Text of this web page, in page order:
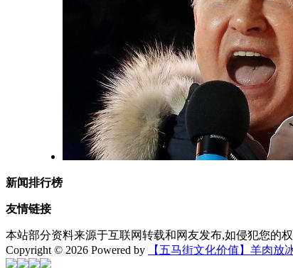
新闻排行榜
友情链接
本站部分资料来源于互联网转载和网友发布,如侵犯您的
Copyright © 2026 Powered by
【五马街文化价值】羊肉放